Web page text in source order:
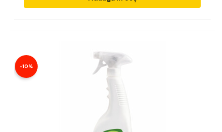
-10%